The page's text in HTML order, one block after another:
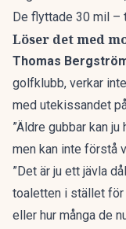
De flyttade 30 mil –
Löser det med
Thomas
golfklubb, verkar
med utekissandet
”Äldre gubbar kan
men kan inte förstå
”Det är ju ett jävla
toaletten i stället
eller hur många de